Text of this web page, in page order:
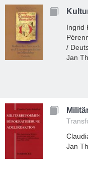
Ingrid
/
Jan
Jan